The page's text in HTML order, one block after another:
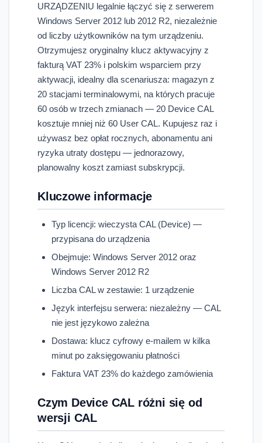
URZĄDZENIU legalnie łączyć się z serwerem
Windows Server 2012 lub 2012 R2, niezależnie
od liczby użytkowników na tym urządzeniu.
Otrzymujesz oryginalny klucz aktywacyjny z
fakturą VAT 23% i polskim wsparciem przy
aktywacji, idealny dla scenariusza: magazyn z
20 stacjami terminalowymi, na których pracuje
60 osób w trzech zmianach — 20 Device CAL
kosztuje mniej niż 60 User CAL. Kupujesz raz i
używasz bez opłat rocznych, abonamentu ani
ryzyka utraty dostępu — jednorazowy,
planowalny koszt zamiast subskrypcji.
Kluczowe informacje
Typ licencji: wieczysta CAL (Device) —
przypisana do urządzenia
Obejmuje: Windows Server 2012 oraz
Windows Server 2012 R2
Liczba CAL w zestawie: 1 urządzenie
Język interfejsu serwera: niezależny — CAL
nie jest językowo zależna
Dostawa: klucz cyfrowy e-mailem w kilka
minut po zaksięgowaniu płatności
Faktura VAT 23% do każdego zamówienia
Czym Device CAL różni się od
wersji CAL